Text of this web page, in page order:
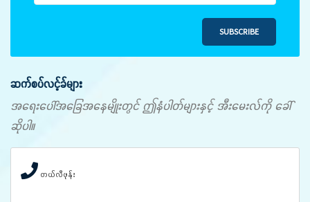
SUBSCRIBE
ဆက်စပ်လင့်ခ်များ
အရေးပေါ်အခြေအနေမျိုးတွင် ဤနံပါတ်များနှင့် အီးမေးလ်ကို ခေါ်
ဆိုပါ။
တယ်လီဖုန်း